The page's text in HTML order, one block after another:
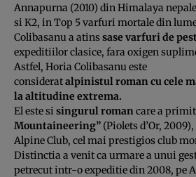
Annapurna (2010) din Himalaya
si K2, in Top 5 varfuri mortale din
Colibasanu a atinssase varfuri de
expeditiilor clasice, fara oxigen
Astfel, Horia Colibasanu este
consideratalpinistul roman cu cele
la altitudine extrema.
El este si singurul romancare a
Mountaineering” (Piolets d’Or,
Alpine Club, cel mai prestigios club
Distinctia a venit ca urmare a unui
petrecut intr-o expeditie din 2008, pe